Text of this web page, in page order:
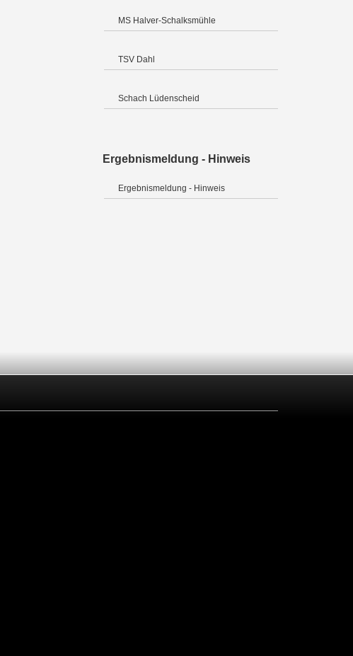
MS Halver-Schalksmühle
TSV Dahl
Schach Lüdenscheid
Ergebnismeldung - Hinweis
Ergebnismeldung - Hinweis